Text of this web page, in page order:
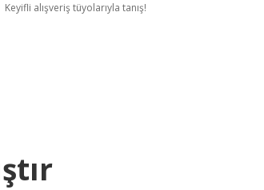
Keyifli alışveriş tüyolarıyla tanış!